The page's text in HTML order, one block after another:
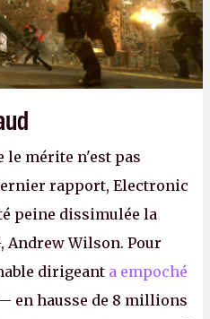
le mérite n'est pas
rapport, Electronic
peine dissimulée la
Andrew Wilson. Pour
dirigeant a empoché
en hausse de 8 millions